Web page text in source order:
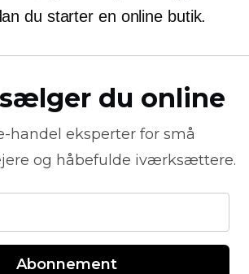
du starter en online butik.
du online
handel eksperter for små
og håbefulde iværksættere.
Abonnement